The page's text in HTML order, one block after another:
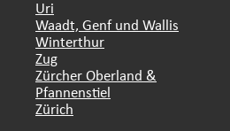
Uri
Waadt, Genf und Wallis
Winterthur
Zug
Zürcher Oberland &
Pfannenstiel
Zürich